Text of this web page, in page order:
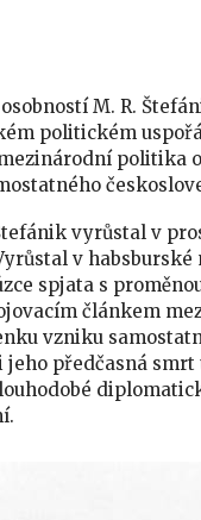
M. R.
politickém
politika
vyrůstal v
v
spjata s
článkem
vzniku
jeho předčasná